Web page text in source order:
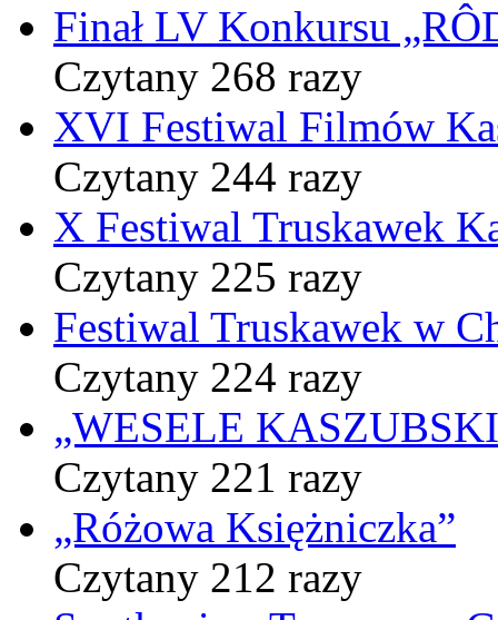
Finał LV Konkursu
Czytany 268 razy
XVI Festiwal Filmów
Czytany 244 razy
X Festiwal Truskawek
Czytany 225 razy
Festiwal Truskawek w
Czytany 224 razy
„WESELE
Czytany 221 razy
„Różowa Księżniczka”
Czytany 212 razy